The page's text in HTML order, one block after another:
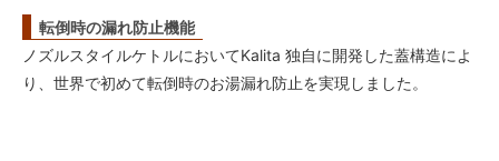
転倒時の漏れ防止機能
ノズルスタイルケトルにおいてKalita 独自に開発した蓋構造によ
り、世界で初めて転倒時のお湯漏れ防止を実現しました。